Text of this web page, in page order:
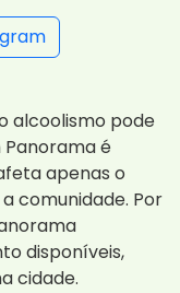
alcoolismo pode
é
apenas o
comunidade. Por
disponíveis,
cidade.